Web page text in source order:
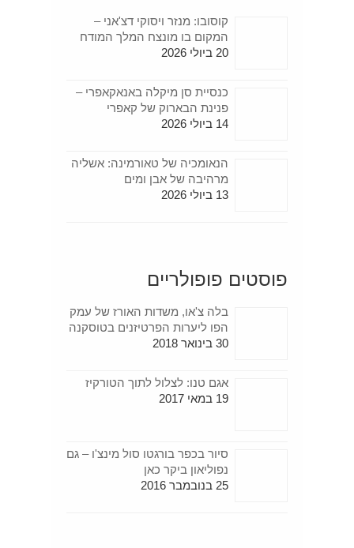
קוסובו: מנזר ויסוקי דצ'אני –
המקום בו מונצח המלך המודח
20 ביולי 2026
כנסיית סן מיקלה באנאקאפרי –
פנינת הבארוק של קאפרי
14 ביולי 2026
הנאומכיה של טאורמינה: אשליה
מרהיבה של אבן ומים
13 ביולי 2026
פוסטים פופולריים
בלה צ'או, משדות האורז של עמק
הפו ליערות הפרטיזנים בטוסקנה
30 בינואר 2018
אגם טנו: לצלול לתוך הטורקיז
19 במאי 2017
סיור בכפר בורגטו סול מינצ'ו – גם
נפוליאון ביקר כאן
25 בנובמבר 2016